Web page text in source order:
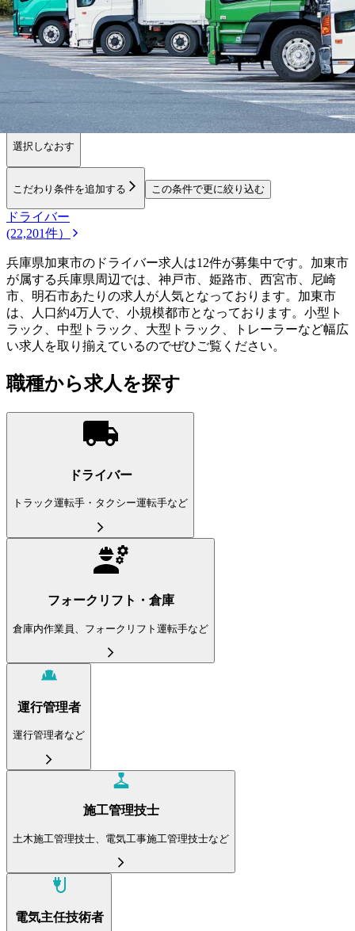
勤務エリア
都道府県を変更
加東市
選択しなおす
こだわり条件を追加する この条件で更に絞り込む
ドライバー
(22,201件）
兵庫県加東市のドライバー求人は12件が募集中です。加東市
が属する兵庫県周辺では、神戸市、姫路市、西宮市、尼崎
市、明石市あたりの求人が人気となっております。加東市
は、人口約4万人で、小規模都市となっております。小型ト
ラック、中型トラック、大型トラック、トレーラーなど幅広
い求人を取り揃えているのでぜひご覧ください。
職種から求人を探す
ドライバー
トラック運転手・タクシー運転手など
フォークリフト・倉庫
倉庫内作業員、フォークリフト運転手など
運行管理者
運行管理者など
施工管理技士
土木施工管理技士、電気工事施工管理技士など
電気主任技術者